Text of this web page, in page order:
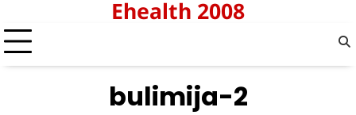
to
content
Ehealth 2008
bulimija-2